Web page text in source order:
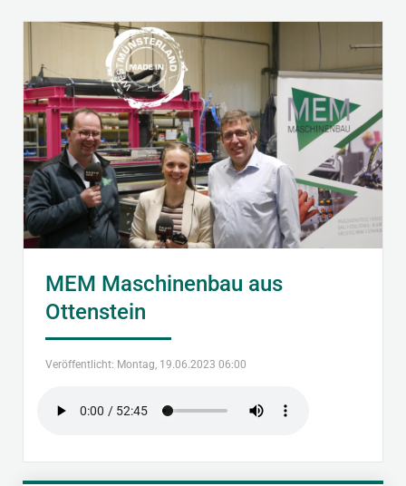
MEM Maschinenbau aus
Ottenstein
Veröffentlicht: Montag, 19.06.2023 06:00